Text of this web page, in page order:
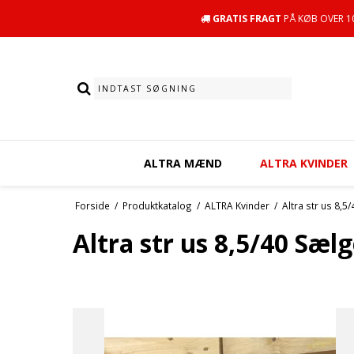
GRATIS FRAGT PÅ KØB OVER
ALTRA MÆND ALTRA KVINDER
Forside / Produktkatalog / ALTRA Kvinder / Altra str us
Altra str us 8,5/40
SE UDVALG